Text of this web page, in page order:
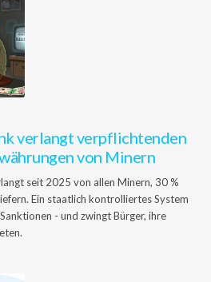
verlangt verpflichtenden
von Minern
seit 2025 von allen Minern, 30 %
Ein staatlich kontrolliertes System
- und zwingt Bürger, ihre